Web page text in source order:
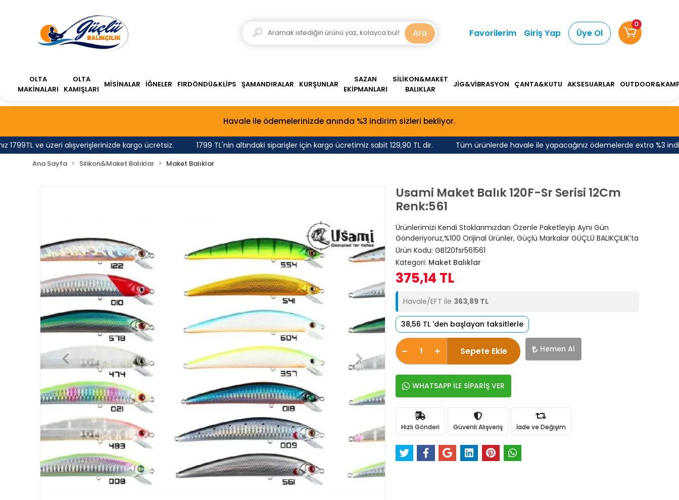
Havale ile ödemelerinizde anında %3 indirim sizleri bekliyor.
ve üzeri alışverişlerinizde kargo ücretsiz. 1799 TL'nin altındaki siparişler için kargo ücretimiz sabit 129,90 TL dir. Tüm ürünlerde havale ile yapacağınız ödemelerde extra %3 indirim
Ara Favorilerim Giriş Yap Üye Ol
0
OLTA
MAKİNALARI
OLTA
KAMIŞLARI
MİSİNALAR İĞNELER FIRDÖNDÜ&KLİPS ŞAMANDIRALAR KURŞUNLAR
SAZAN
EKİPMANLARI
SİLİKON&MAKET
BALIKLAR
JİG&VİBRASYON ÇANTA&KUTU AKSESUARLAR
Ana Sayfa Silikon&Maket Balıklar Maket Balıklar
Usami Maket Balık 120F-Sr Serisi 12Cm
Renk:561
Ürünlerimizi Kendi Stoklarımızdan Özenle Paketleyip Aynı Gün
Gönderiyoruz,%100 Orijinal Ürünler, Güçlü Markalar GÜÇLÜ BALIKÇILIK’ta
Ürün Kodu: GB120fsr561561
Kategori: Maket Balıklar
375,14 TL
Havale/EFT ile 363,89 TL
38,56 TL 'den başlayan taksitlerle
Sepete Ekle Hemen Al
WHATSAPP İLE SİPARİŞ VER
Hızlı Gönderi Güvenli Alışveriş İade ve Değişim